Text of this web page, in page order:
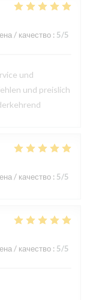
/ качество : 5/5
und
und preislich
/ качество : 5/5
/ качество : 5/5